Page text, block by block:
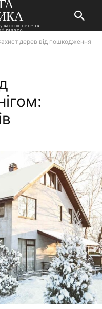
овочів
дерев від пошкодження